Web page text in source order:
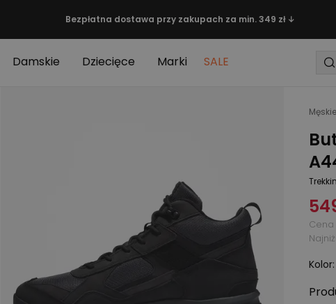
Bezpłatna dostawa przy zakupach za min. 349 zł ↓
Damskie Dziecięce Marki SALE
Męskie
Cena
Kolor: